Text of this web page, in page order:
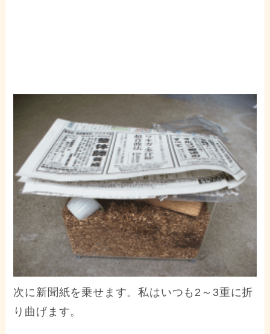
次に新聞紙を乗せます。私はいつも2～3重に折
り曲げます。